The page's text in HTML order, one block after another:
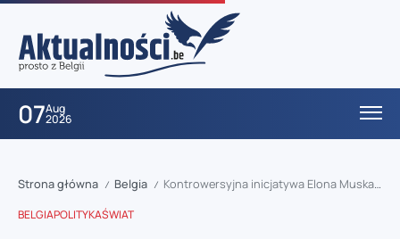
07Aug
2026
Strona główna / Belgia / Kontrowersyjna inicjatywa Elona Muska zyskała poparcie belgijskiej polityk
BELGIAPOLITYKAŚWIAT